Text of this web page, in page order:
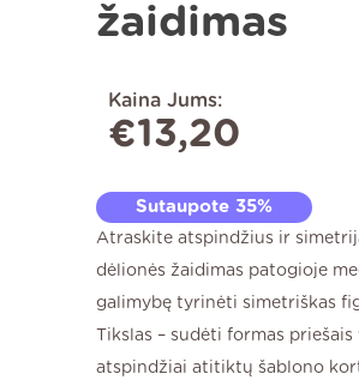
žaidimas
Kaina Jums:
€13,20
Sutaupote 35%
Atraskite atspindžius ir
dėlionės žaidimas patogioje
galimybę tyrinėti simetriškas
Tikslas – sudėti formas
atspindžiai atitiktų šablono